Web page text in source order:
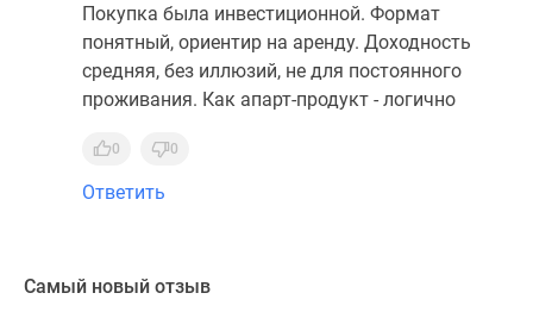
Покупка была инвестиционной. Формат
понятный, ориентир на аренду. Доходность
средняя, без иллюзий, не для постоянного
проживания. Как апарт-продукт - логично
0 0
Ответить
Самый новый отзыв